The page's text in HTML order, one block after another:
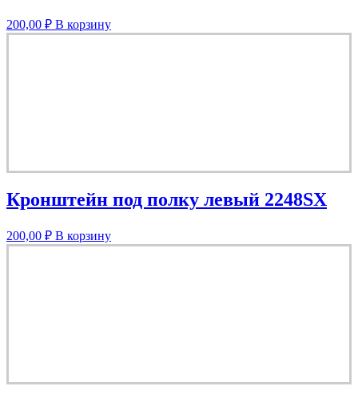
200,00 ₽ В корзину
Кронштейн под полку левый 2248SX
200,00 ₽ В корзину